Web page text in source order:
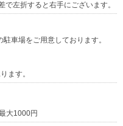
左折すると右手にございます。
車場をご用意しております。
ます。
大1000円